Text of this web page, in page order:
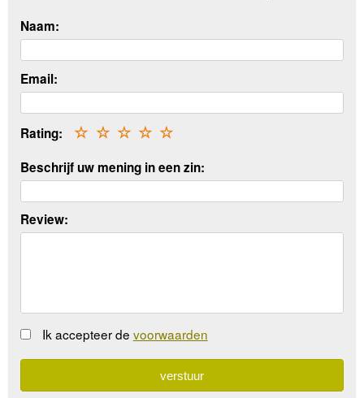
Naam:
Email:
Rating: ☆
☆
☆
☆
☆
Beschrijf uw mening in een zin:
Review:
Ik accepteer de voorwaarden